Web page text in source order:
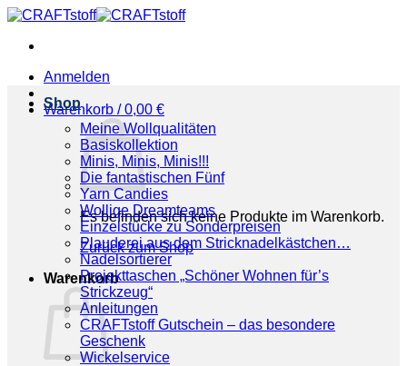
Zum
springen
Anmelden
Warenkorb /0,00 €
Es befinden sich keine Produkte im Warenkorb.
Zurück zum Shop
Warenkorb
Shop
Meine Wollqualitäten
Basiskollektion
Minis, Minis, Minis!!!
Die fantastischen Fünf
Yarn Candies
Wollige Dreamteams
Einzelstücke zu Sonderpreisen
Plauderei aus dem Stricknadelkästchen…
Nadelsortierer
Projekttaschen „Schöner Wohnen für’s
Strickzeug“
Anleitungen
CRAFTstoff Gutschein – das besondere
Geschenk
Wickelservice